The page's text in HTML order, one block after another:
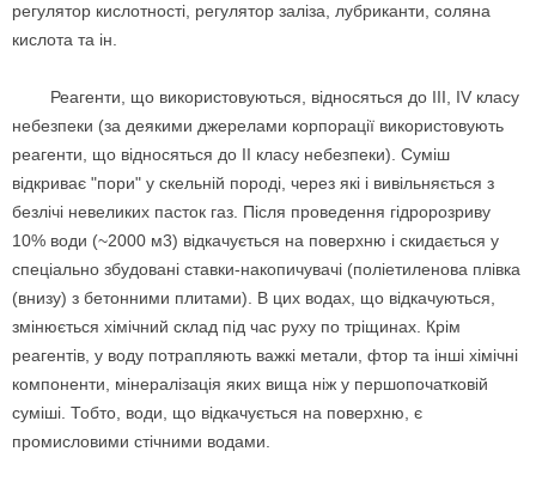
регулятор кислотності, регулятор заліза, лубриканти, соляна
кислота та ін.
Реагенти, що використовуються, відносяться до ІІІ, ІV класу
небезпеки (за деякими джерелами корпорації використовують
реагенти, що відносяться до ІІ класу небезпеки). Суміш
відкриває "пори" у скельній породі, через які і вивільняється з
безлічі невеликих пасток газ. Після проведення гідророзриву
10% води (~2000 м3) відкачується на поверхню і скидається у
спеціально збудовані ставки-накопичувачі (поліетиленова плівка
(внизу) з бетонними плитами). В цих водах, що відкачуються,
змінюється хімічний склад під час руху по тріщинах. Крім
реагентів, у воду потрапляють важкі метали, фтор та інші хімічні
компоненти, мінералізація яких вища ніж у першопочатковій
суміші. Тобто, води, що відкачується на поверхню, є
промисловими стічними водами.